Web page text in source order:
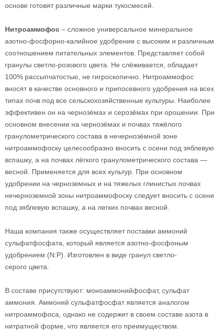
основе готовят различные марки тукосмесей.
Нитроаммофос – сложное универсальное минеральное
азотно-фосфорно-калийное удобрение с высоким и различным
соотношением питательных элементов. Представляет собой
гранулы светло-розового цвета. Не слёживается, обладает
100% рассыпчатостью, не гигроскопично. Нитроаммофос
вносят в качестве основного и припосевного удобрения на всех
типах почв под все сельскохозяйственные культуры. Наиболее
эффективен он на чернозёмах и серозёмах при орошении. При
основном внесении на чернозёмах и почвах тяжёлого
гранулометрического состава в нечернозёмной зоне
нитроаммофоску целесообразно вносить с осени под зяблевую
вспашку, а на почвах лёгкого гранулометрического состава —
весной. Применяется для всех культур. При основном
удобрении на черноземных и на тяжелых глинистых почвах
нечерноземной зоны нитроаммофоску следует вносить с осени
под зяблевую вспашку, а на легких почвах весной.
Наша компания также осуществляет поставки аммоний
сульфатфосфата, который является азотно-фосфоным
удобрением (N:P). Изготовлен в виде гранул светло-
серого цвета.
В составе присутствуют: моноаммонийфосфат, сульфат
аммония. Аммоний сульфатфосфат является аналогом
нитроаммофоса, однако не содержит в своем составе азота в
нитратной форме, что является его преимуществом.